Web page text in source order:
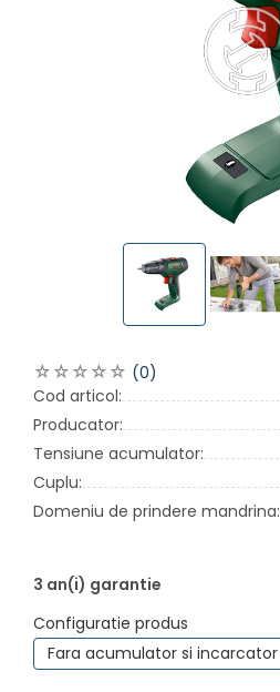
(0)
Cod articol:
Producator:
Tensiune acumulator:
Cuplu:
Domeniu de prindere mandrina:
3 an(i) garantie
Configuratie produs
Fara acumulator si incarcator